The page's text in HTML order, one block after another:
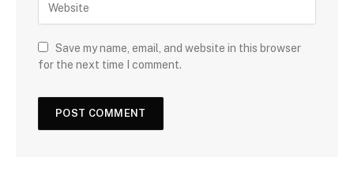
Save my name, email, and website in this browser
for the next time I comment.